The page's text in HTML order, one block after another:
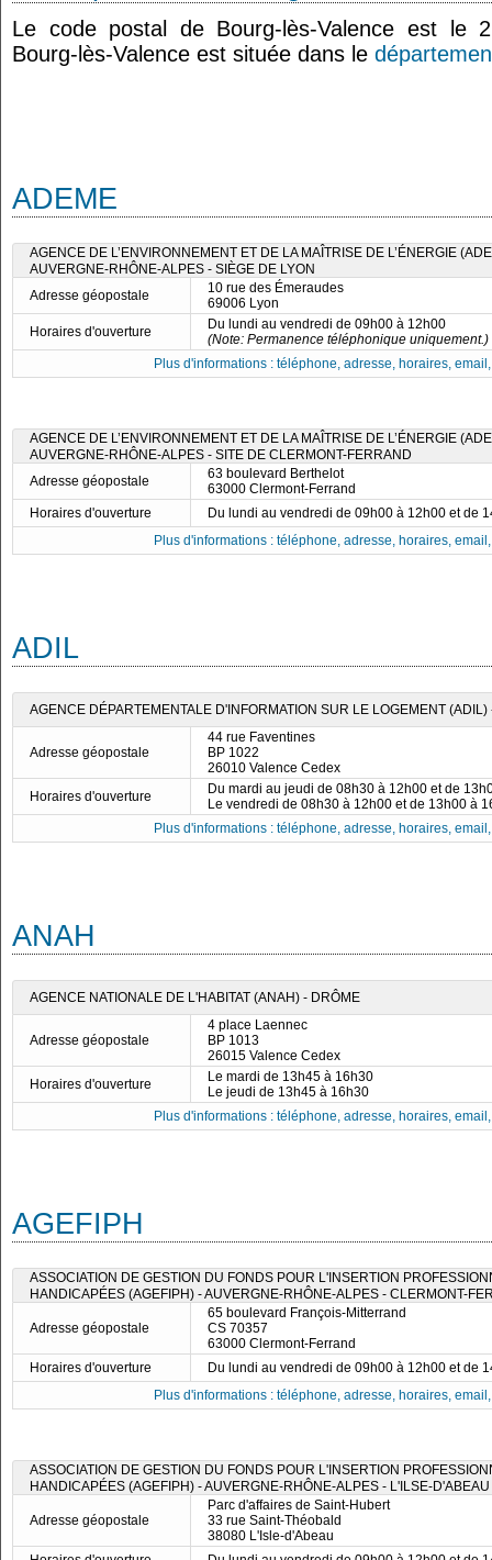
Le code postal de Bourg-lès-Valence est le
Bourg-lès-Valence est située dans le
ADEME
AGENCE DE L’ENVIRONNEMENT ET DE LA MAÎTRISE DE L’ÉNERGIE
AUVERGNE-RHÔNE-ALPES - SIÈGE DE LYON
Adresse géopostale
10 rue des Émeraudes
69006 Lyon
Horaires d'ouverture
Du lundi au vendredi de 09h00 à 12h00
(Note: Permanence téléphonique uniquement.)
Plus d'informations : téléphone, adresse, horaires,
AGENCE DE L’ENVIRONNEMENT ET DE LA MAÎTRISE DE L’ÉNERGIE
AUVERGNE-RHÔNE-ALPES - SITE DE CLERMONT-FERRAND
Adresse géopostale
63 boulevard Berthelot
63000 Clermont-Ferrand
Horaires d'ouverture
Du lundi au vendredi de 09h00 à 12h00 et de
Plus d'informations : téléphone, adresse, horaires,
ADIL
AGENCE DÉPARTEMENTALE D'INFORMATION SUR LE LOGEMENT (ADIL)
Adresse géopostale
44 rue Faventines
BP 1022
26010 Valence Cedex
Horaires d'ouverture
Du mardi au jeudi de 08h30 à 12h00 et de
Le vendredi de 08h30 à 12h00 et de 13h00 à
Plus d'informations : téléphone, adresse, horaires,
ANAH
AGENCE NATIONALE DE L'HABITAT (ANAH) - DRÔME
Adresse géopostale
4 place Laennec
BP 1013
26015 Valence Cedex
Horaires d'ouverture
Le mardi de 13h45 à 16h30
Le jeudi de 13h45 à 16h30
Plus d'informations : téléphone, adresse, horaires,
AGEFIPH
ASSOCIATION DE GESTION DU FONDS POUR L'INSERTION
HANDICAPÉES (AGEFIPH) - AUVERGNE-RHÔNE-ALPES - CLERMONT-
Adresse géopostale
65 boulevard François-Mitterrand
CS 70357
63000 Clermont-Ferrand
Horaires d'ouverture
Du lundi au vendredi de 09h00 à 12h00 et de
Plus d'informations : téléphone, adresse, horaires,
ASSOCIATION DE GESTION DU FONDS POUR L'INSERTION
HANDICAPÉES (AGEFIPH) - AUVERGNE-RHÔNE-ALPES - L'ILSE-D'ABEAU
Adresse géopostale
Parc d'affaires de Saint-Hubert
33 rue Saint-Théobald
38080 L'Isle-d'Abeau